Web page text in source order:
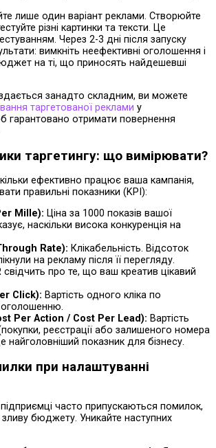
лише один варіант реклами. Створюйте
різні картинки та тексти. Це
Через 2-3 дні після запуску
вимкніть неефективні оголошення і
на ті, що приносять найдешевші
занадто складним, ви можете
таргетованої реклами у
гарантовано отримати повернення
таргетингу: що вимірювати?
ефективно працює ваша кампанія,
правильні показники (KPI):
Mille): Ціна за 1000 показів вашої
наскільки висока конкуренція на
Rate): Клікабельність. Відсоток
на рекламу після її перегляду.
свідчить про те, що ваш креатив цікавий
Click): Вартість одного кліка по
Per Action / Cost Per Lead): Вартість
(покупки, реєстрації або залишеного номера
найголовніший показник для бізнесу.
при налаштуванні
підприємці часто припускаються помилок,
бюджету. Уникайте наступних